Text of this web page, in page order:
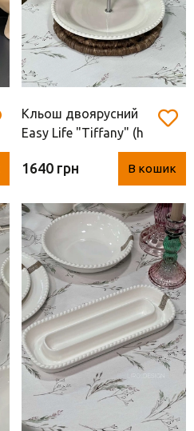
Кльош двоярусний
Easy Life "Tiffany" (h
23.5* d 16/21 см)
1640 грн В кошик